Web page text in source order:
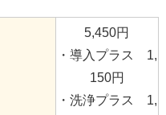
5,450円
・導入プラス 1,
150円
・洗浄プラス 1,